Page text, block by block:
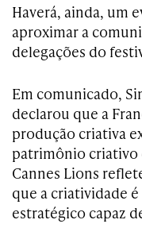
Haverá, ainda, um
aproximar a
delegações do
Em comunicado,
declarou que a
produção criativa
patrimônio criativo
Cannes Lions
que a criatividade
estratégico capaz